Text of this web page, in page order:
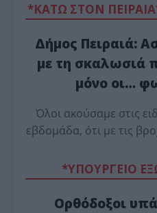
*ΚΑΤΩ ΣΤΟΝ
Δήμος Πειραιά:
με τη σκαλωσιά
μόνο οι…
Όλοι ακούσαμε στις
εβδομάδα, ότι με τις
*ΥΠΟΥΡΓΕΙΟ
Ορθόδοξοι